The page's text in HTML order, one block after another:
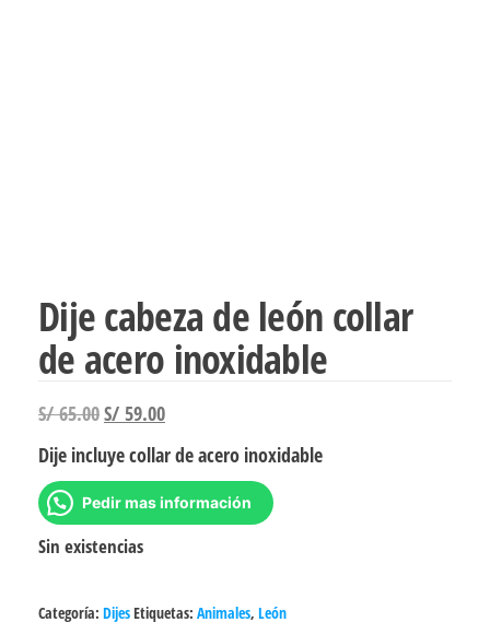
Dije cabeza de león collar
de acero inoxidable
S/65.00El
precio
original
era:
S/ 65.00.
S/ 59.00El
precio
es:
Dije incluye collar de acero inoxidable
Pedir mas información
Sin existencias
Categoría: DijesEtiquetas: Animales, León